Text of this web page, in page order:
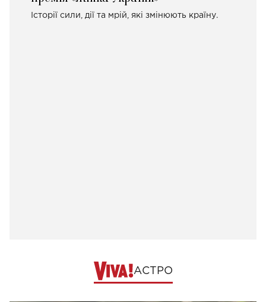
Історії сили, дії та мрій, які змінюють країну.
АСТРО